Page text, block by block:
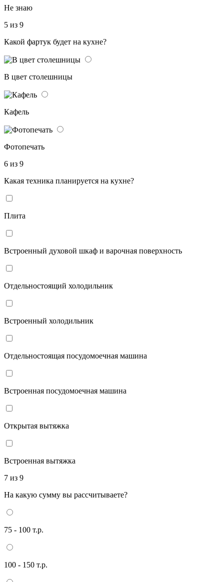
Не знаю
5 из 9
Какой фартук будет на кухне?
В цвет столешницы
Кафель
Фотопечать
6 из 9
Какая техника планируется на кухне?
Плита
Встроенный духовой шкаф и варочная поверхность
Отдельностоящий холодильник
Встроенный холодильник
Отдельностоящая посудомоечная машина
Встроенная посудомоечная машина
Открытая вытяжка
Встроенная вытяжка
7 из 9
На какую сумму вы рассчитываете?
75 - 100 т.р.
100 - 150 т.р.